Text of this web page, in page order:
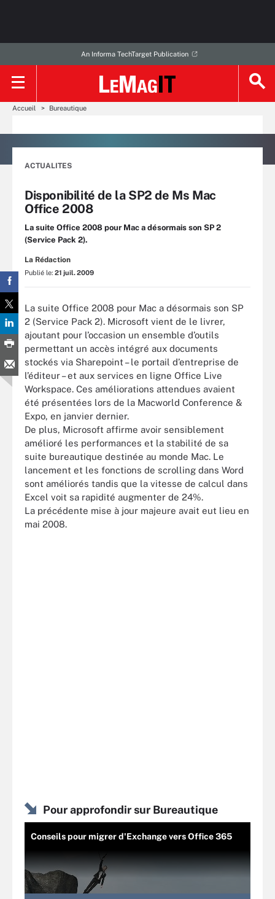
An Informa TechTarget Publication
Accueil Bureautique
ACTUALITES
Disponibilité de la SP2 de Ms Mac
Office 2008
La suite Office 2008 pour Mac a désormais son SP 2
(Service Pack 2).
La Rédaction
Publié le: 21 juil. 2009
La suite Office 2008 pour Mac a désormais son SP
2 (Service Pack 2). Microsoft vient de le livrer,
ajoutant pour l’occasion un ensemble d’outils
permettant un accès intégré aux documents
stockés via Sharepoint – le portail d’entreprise de
l’éditeur – et aux services en ligne Office Live
Workspace. Ces améliorations attendues avaient
été présentées lors de la Macworld Conference &
Expo, en janvier dernier.
De plus, Microsoft affirme avoir sensiblement
amélioré les performances et la stabilité de sa
suite bureautique destinée au monde Mac. Le
lancement et les fonctions de scrolling dans Word
sont améliorés tandis que la vitesse de calcul dans
Excel voit sa rapidité augmenter de 24%.
La précédente mise à jour majeure avait eut lieu en
mai 2008.
Pour approfondir sur Bureautique
Conseils pour migrer d'Exchange vers Office 365